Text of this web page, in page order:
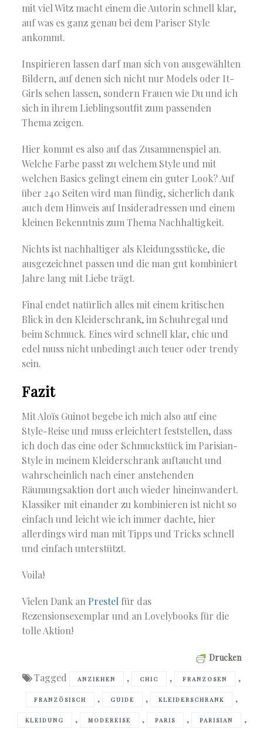
mit viel Witz macht einem die Autorin schnell klar,
auf was es ganz genau bei dem Pariser Style
ankommt.
Inspirieren lassen darf man sich von ausgewählten
Bildern, auf denen sich nicht nur Models oder It-
Girls sehen lassen, sondern Frauen wie Du und ich
sich in ihrem Lieblingsoutfit zum passenden
Thema zeigen.
Hier kommt es also auf das Zusammenspiel an.
Welche Farbe passt zu welchem Style und mit
welchen Basics gelingt einem ein guter Look? Auf
über 240 Seiten wird man fündig, sicherlich dank
auch dem Hinweis auf Insideradressen und einem
kleinen Bekenntnis zum Thema Nachhaltigkeit.
Nichts ist nachhaltiger als Kleidungsstücke, die
ausgezeichnet passen und die man gut kombiniert
Jahre lang mit Liebe trägt.
Final endet natürlich alles mit einem kritischen
Blick in den Kleiderschrank, im Schuhregal und
beim Schmuck. Eines wird schnell klar, chic und
edel muss nicht unbedingt auch teuer oder trendy
sein.
Fazit
Mit Aloïs Guinot begebe ich mich also auf eine
Style-Reise und muss erleichtert feststellen, dass
ich doch das eine oder Schmuckstück im Parisian-
Style in meinem Kleiderschrank auftaucht und
wahrscheinlich nach einer anstehenden
Räumungsaktion dort auch wieder hineinwandert.
Klassiker mit einander zu kombinieren ist nicht so
einfach und leicht wie ich immer dachte, hier
allerdings wird man mit Tipps und Tricks schnell
und einfach unterstützt.
Voila!
Vielen Dank an Prestel für das
Rezensionsexemplar und an Lovelybooks für die
tolle Aktion!
Drucken
Tagged ANZIEHEN , CHIC , FRANZOSEN ,
FRANZÖSISCH , GUIDE , KLEIDERSCHRANK ,
KLEIDUNG , MODEREISE , PARIS , PARISIAN
,